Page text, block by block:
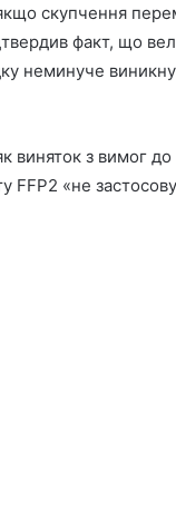
скупчення
факт, що
неминуче
виняток з вимог
FFP2 «не